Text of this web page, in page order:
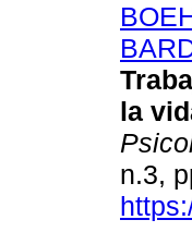
la
n.3,